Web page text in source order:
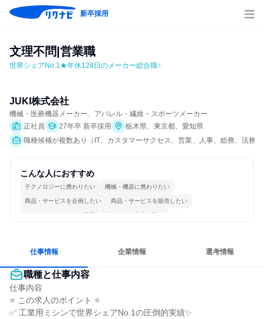
新卒採用
文理不問|営業職
世界シェアNo.1★年休128日のメーカー総合職✨
JUKI株式会社
機械・医療機器メーカー、アパレル・繊維・スポーツメーカー
正社員
27年卒 新卒採用
栃木県、東京都、愛知県
職種候補が複数あり（IT、カスタマーサクセス、営業、人事、総務、法務/
こんな人におすすめ
テクノロジーに携わりたい 機械・機器に携わりたい
商品・サービスを企画したい 商品・サービスを販売したい
コミュニケーションが活発 グローバル志向が強い
仕事情報 企業情報 選考情報
職種と仕事内容
仕事内容
⭐ この求人のポイント ⭐
✅ 工業用ミシンで世界シェアNo.1の圧倒的実績✨